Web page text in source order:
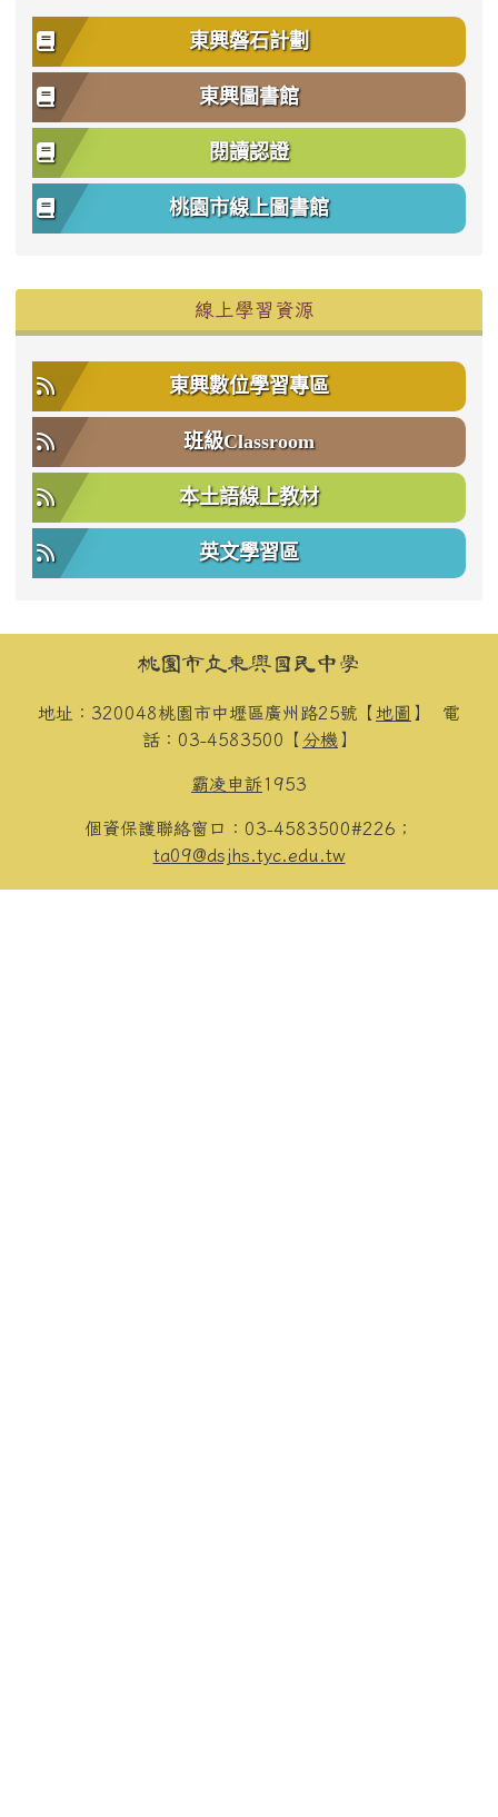
東興磐石計劃
東興圖書館
閱讀認證
桃園市線上圖書館
線上學習資源
東興數位學習專區
班級Classroom
本土語線上教材
英文學習區
頁尾區域內容桃園市立東興國民中學
地址：320048桃園市中壢區廣州路25號【 地圖 】 電
話：03-4583500【 分機 】
霸凌申訴1953
個資保護聯絡窗口：03-4583500#226；
ta09@dsjhs.tyc.edu.tw